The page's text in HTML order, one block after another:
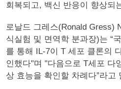
회복되고, 백신 반응이 향상되
로날드 그레스(Ronald Gress)
식실험 및 면역학 분과장)는 “
를 통해 IL-7이 T 세포 클론의
인했다"며 "다음으로 T세포 다
상 효능을 확인할 차례다”라고